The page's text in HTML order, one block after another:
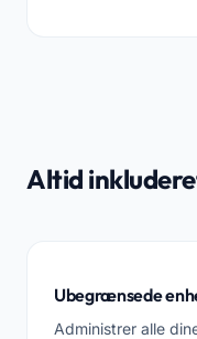
Altid
Ubegrænsede
Administrer alle